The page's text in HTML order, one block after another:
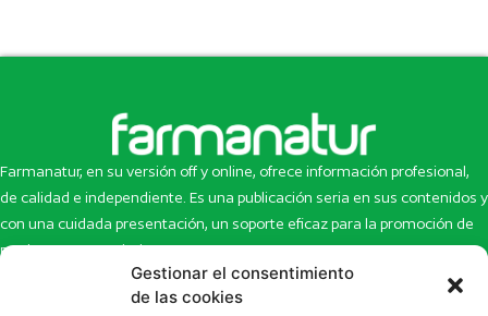
Gestionar el consentimiento
de las cookies
Farmanatur, en su versión off y online, ofrece información profesional,
de calidad e independiente. Es una publicación seria en sus contenidos y
con una cuidada presentación, un soporte eficaz para la promoción de
productos y novedades.
Inicio